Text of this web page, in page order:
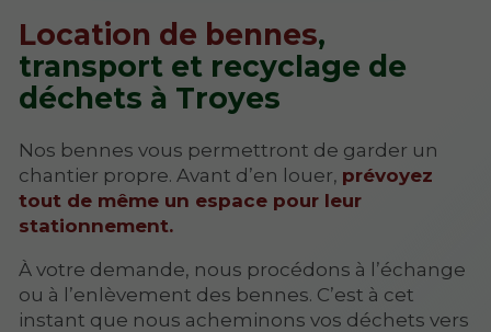
Location de bennes,
transport et recyclage de
déchets à Troyes
Nos bennes vous permettront de garder un
chantier propre. Avant d’en louer, prévoyez
tout de même un espace pour leur
stationnement.
À votre demande, nous procédons à l’échange
ou à l’enlèvement des bennes. C’est à cet
instant que nous acheminons vos déchets vers